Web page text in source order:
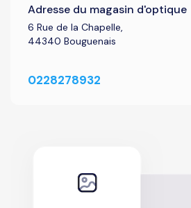
Adresse du magasin d'optique
6 Rue de la Chapelle,
44340 Bouguenais
0228278932